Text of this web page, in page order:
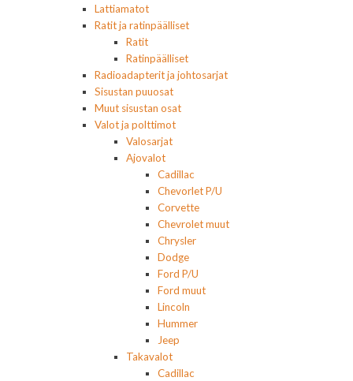
Lattiamatot
Ratit ja ratinpäälliset
Ratit
Ratinpäälliset
Radioadapterit ja johtosarjat
Sisustan puuosat
Muut sisustan osat
Valot ja polttimot
Valosarjat
Ajovalot
Cadillac
Chevorlet P/U
Corvette
Chevrolet muut
Chrysler
Dodge
Ford P/U
Ford muut
Lincoln
Hummer
Jeep
Takavalot
Cadillac